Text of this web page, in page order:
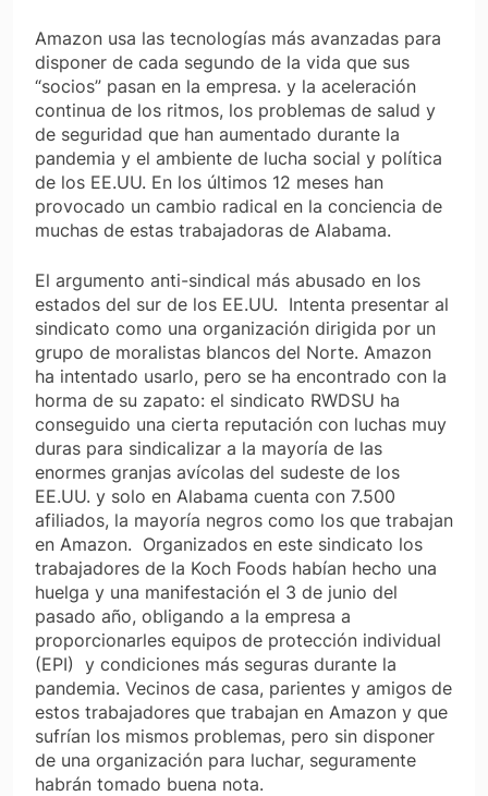
Amazon usa las tecnologías más avanzadas para
disponer de cada segundo de la vida que sus
“socios” pasan en la empresa. y la aceleración
continua de los ritmos, los problemas de salud y
de seguridad que han aumentado durante la
pandemia y el ambiente de lucha social y política
de los EE.UU. En los últimos 12 meses han
provocado un cambio radical en la conciencia de
muchas de estas trabajadoras de Alabama.
El argumento anti-sindical más abusado en los
estados del sur de los EE.UU. Intenta presentar al
sindicato como una organización dirigida por un
grupo de moralistas blancos del Norte. Amazon
ha intentado usarlo, pero se ha encontrado con la
horma de su zapato: el sindicato RWDSU ha
conseguido una cierta reputación con luchas muy
duras para sindicalizar a la mayoría de las
enormes granjas avícolas del sudeste de los
EE.UU. y solo en Alabama cuenta con 7.500
afiliados, la mayoría negros como los que trabajan
en Amazon. Organizados en este sindicato los
trabajadores de la Koch Foods habían hecho una
huelga y una manifestación el 3 de junio del
pasado año, obligando a la empresa a
proporcionarles equipos de protección individual
(EPI) y condiciones más seguras durante la
pandemia. Vecinos de casa, parientes y amigos de
estos trabajadores que trabajan en Amazon y que
sufrían los mismos problemas, pero sin disponer
de una organización para luchar, seguramente
habrán tomado buena nota.